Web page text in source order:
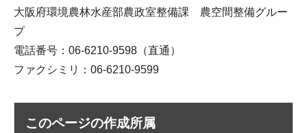
大阪府環境農林水産部農政室整備課 農空間整備グルー
プ
電話番号：06-6210-9598（直通）
ファクシミリ：06-6210-9599
このページの作成所属